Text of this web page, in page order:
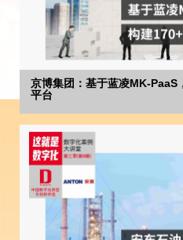
京博集团：基于蓝凌MK-PaaS
平台